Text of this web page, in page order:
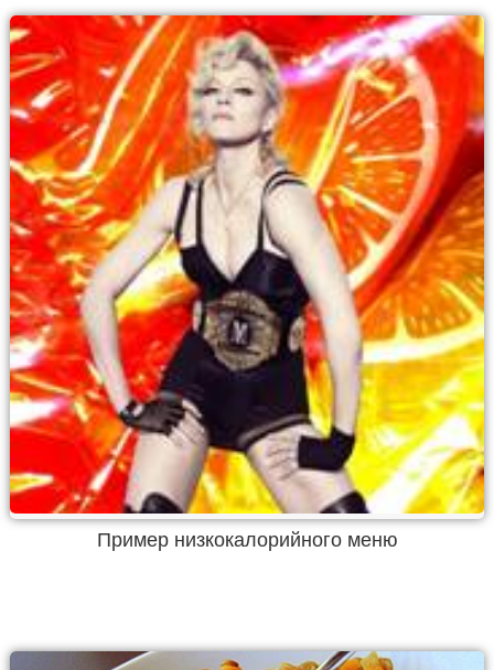
Пример низкокалорийного меню